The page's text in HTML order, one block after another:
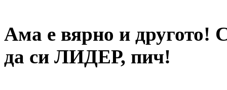
Ама е вярно и другото!
да си ЛИДЕР, пич!